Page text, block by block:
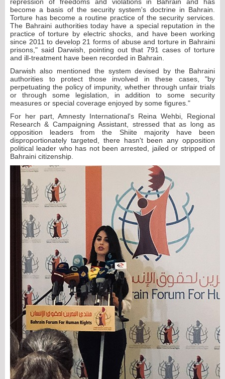
repression of freedoms and violations in Bahrain and has
become a basis of the security system's doctrine in Bahrain.
Torture has become a routine practice of the security services.
The Bahraini authorities today have a special reputation in the
practice of torture by electric shocks, and have been working
since 2011 to develop 21 forms of abuse and torture in Bahraini
prisons," said Darwish, pointing out that 791 cases of torture
and ill-treatment have been recorded in Bahrain.
Darwish also mentioned the system devised by the Bahraini
authorities to protect those involved in these cases, "by
perpetuating the policy of impunity, whether through unfair trials
or through some legislation, in addition to some security
measures or special coverage enjoyed by some figures."
For her part, Amnesty International's Reina Wehbi, Regional
Research & Campaigning Assistant, stressed that as long as
opposition leaders from the Shiite majority have been
disproportionately targeted, there hasn't been any opposition
political leader who has not been arrested, jailed or stripped of
Bahraini citizenship.